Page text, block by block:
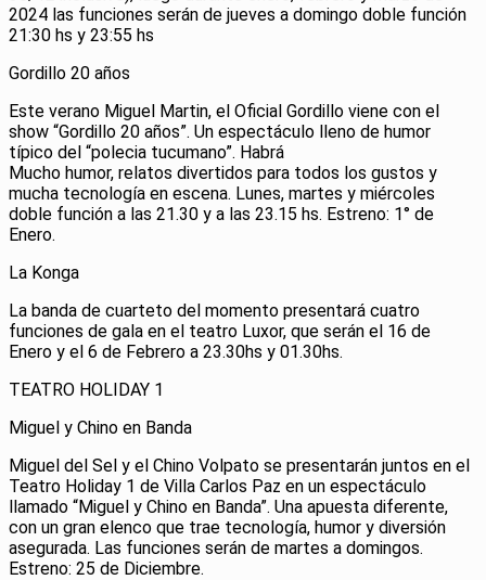
2024 las funciones serán de jueves a domingo doble función
21:30 hs y 23:55 hs
Gordillo 20 años
Este verano Miguel Martin, el Oficial Gordillo viene con el
show “Gordillo 20 años”. Un espectáculo lleno de humor
típico del “polecia tucumano”. Habrá
Mucho humor, relatos divertidos para todos los gustos y
mucha tecnología en escena. Lunes, martes y miércoles
doble función a las 21.30 y a las 23.15 hs. Estreno: 1° de
Enero.
La Konga
La banda de cuarteto del momento presentará cuatro
funciones de gala en el teatro Luxor, que serán el 16 de
Enero y el 6 de Febrero a 23.30hs y 01.30hs.
TEATRO HOLIDAY 1
Miguel y Chino en Banda
Miguel del Sel y el Chino Volpato se presentarán juntos en el
Teatro Holiday 1 de Villa Carlos Paz en un espectáculo
llamado “Miguel y Chino en Banda”. Una apuesta diferente,
con un gran elenco que trae tecnología, humor y diversión
asegurada. Las funciones serán de martes a domingos.
Estreno: 25 de Diciembre.